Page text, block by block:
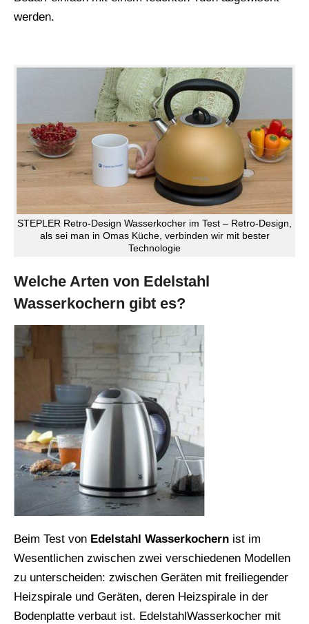
werden.
STEPLER Retro-Design Wasserkocher im Test – Retro-Design,
als sei man in Omas Küche, verbinden wir mit bester
Technologie
Welche Arten von Edelstahl
Wasserkochern gibt es?
Beim Test von Edelstahl Wasserkochern ist im
Wesentlichen zwischen zwei verschiedenen Modellen
zu unterscheiden: zwischen Geräten mit freiliegender
Heizspirale und Geräten, deren Heizspirale in der
Bodenplatte verbaut ist. EdelstahlWasserkocher mit